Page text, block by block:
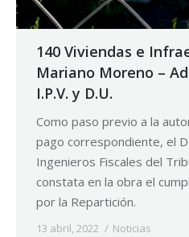
140 Viviendas e
Mariano Moreno –
I.P.V. y D.U.
Como paso previo a la
pago correspondiente, el
Ingenieros Fiscales del
constata en la obra el
por la Repartición.
13 abril, 2022 Noticias